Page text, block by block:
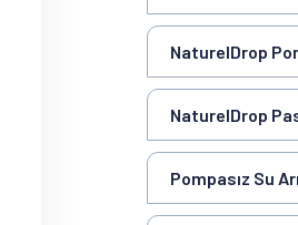
NaturelDrop
NaturelDrop
Pompasız Su